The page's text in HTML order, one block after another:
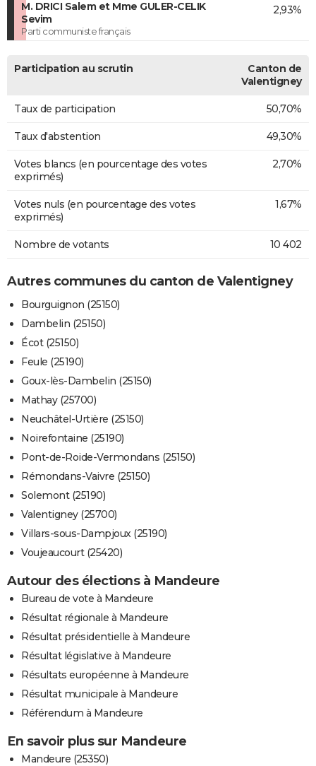
M. DRICI Salem et Mme GULER-CELIK
Sevim
Parti communiste français
2,93%
Participation au scrutin
Canton de
Valentigney
Taux de participation 50,70%
Taux d'abstention 49,30%
Votes blancs (en pourcentage des votes
exprimés)
2,70%
Votes nuls (en pourcentage des votes
exprimés)
1,67%
Nombre de votants 10 402
Autres communes du canton de Valentigney
Bourguignon (25150)
Dambelin (25150)
Écot (25150)
Feule (25190)
Goux-lès-Dambelin (25150)
Mathay (25700)
Neuchâtel-Urtière (25150)
Noirefontaine (25190)
Pont-de-Roide-Vermondans (25150)
Rémondans-Vaivre (25150)
Solemont (25190)
Valentigney (25700)
Villars-sous-Dampjoux (25190)
Voujeaucourt (25420)
Autour des élections à Mandeure
Bureau de vote à Mandeure
Résultat régionale à Mandeure
Résultat présidentielle à Mandeure
Résultat législative à Mandeure
Résultats européenne à Mandeure
Résultat municipale à Mandeure
Référendum à Mandeure
En savoir plus sur Mandeure
Mandeure (25350)